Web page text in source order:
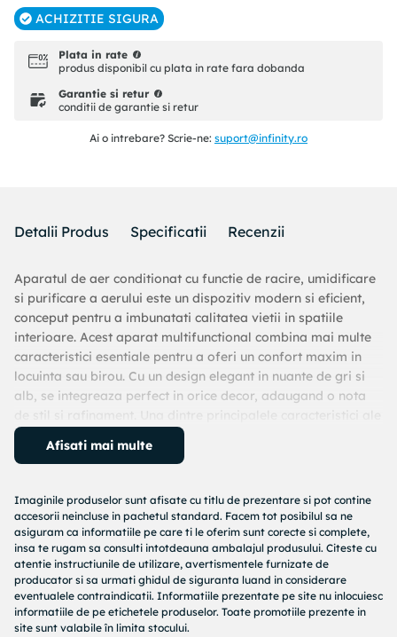
ACHIZITIE SIGURA
Plata in rate
produs disponibil cu plata in rate fara dobanda
Garantie si retur
conditii de garantie si retur
Ai o intrebare? Scrie-ne: suport@infinity.ro
Detalii Produs Specificatii Recenzii
Aparatul de aer conditionat cu functie de racire, umidificare
si purificare a aerului este un dispozitiv modern si eficient,
conceput pentru a imbunatati calitatea vietii in spatiile
interioare. Acest aparat multifunctional combina mai multe
caracteristici esentiale pentru a oferi un confort maxim in
locuinta sau birou. Cu un design elegant in nuante de gri si
alb, se integreaza perfect in orice decor, adaugand o nota
de stil si rafinament. Una dintre principalele caracteristici ale
acestui aparat este capacitatea sa de a raci aerul eficient.
Functia de racire este ideala pentru zilele toride de vara,
Sistemul de racire avansat utilizeaza tehnologia de ultima
generatie pentru a oferi o performanta superioara,
reducand rapid temperatura camerei la nivelul dorit. Astfel,
indiferent de conditiile meteo exterioare, veti putea
beneficia de un mediu racoros si confortabil. Pe langa racire,
acest aparat dispune si de o functie de umidificare, care este
extrem de utila in mentinerea unui nivel optim de umiditate
in aer. Aerul uscat poate provoca disconfort, afectand
Afisati mai multe
Imaginile produselor sunt afisate cu titlu de prezentare si pot contine
accesorii neincluse in pachetul standard. Facem tot posibilul sa ne
asiguram ca informatiile pe care ti le oferim sunt corecte si complete,
insa te rugam sa consulti intotdeauna ambalajul produsului. Citeste cu
atentie instructiunile de utilizare, avertismentele furnizate de
producator si sa urmati ghidul de siguranta luand in considerare
eventualele contraindicatii. Informatiile prezentate pe site nu inlocuiesc
informatiile de pe etichetele produselor. Toate promotiile prezente in
site sunt valabile în limita stocului.